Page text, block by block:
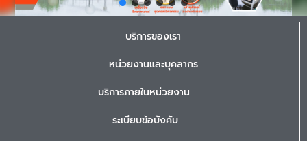
บริการของเรา
หน่วยงานและบุคลากร
บริการภายในหน่วยงาน
ระเบียบข้อบังคับ